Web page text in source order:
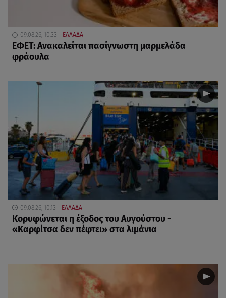
09.08.26, 10:33 ΕΛΛΑΔΑ
ΕΦΕΤ: Ανακαλείται πασίγνωστη μαρμελάδα
φράουλα
09.08.26, 10:13 ΕΛΛΑΔΑ
Κορυφώνεται η έξοδος του Αυγούστου -
«Καρφίτσα δεν πέφτει» στα λιμάνια